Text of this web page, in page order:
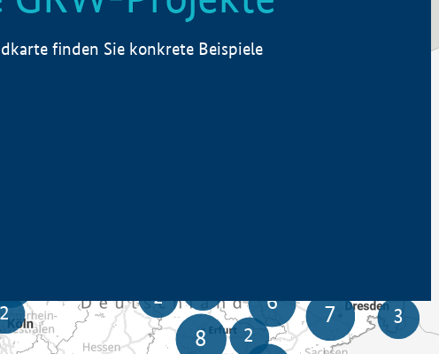
finden Sie konkrete Beispiele